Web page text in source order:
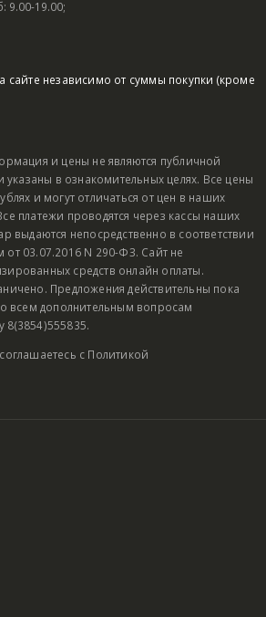
9.00-19.00;
сайте независимо от суммы покупки (кроме
и цены не являются публичной
указаны в ознакомительных целях. Все цены
и могут отличаться от цен в наших
платежи проводятся через кассы наших
выдаются непосредственно в соответствии
03.07.2016 N 290-ФЗ. Сайт не
средств онлайн оплаты.
Предложения действительны пока
всем дополнительным вопросам
с Политикой